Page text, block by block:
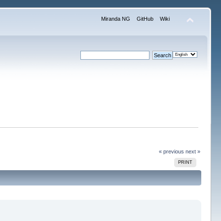
Miranda NG GitHub Wiki
« previous next »
PRINT